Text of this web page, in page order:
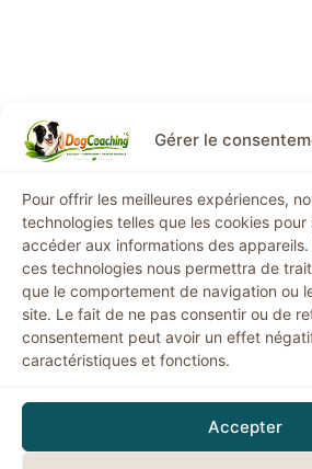
Gérer le
Pour offrir les meilleures expériences,
technologies telles que les cookies
accéder aux informations des
ces technologies nous permettra de
que le comportement de navigation ou
site. Le fait de ne pas consentir ou de
consentement peut avoir un effet
caractéristiques et fonctions.
Accepter
Informations légales
Mentions légales
Conditions générales de vente
Politique de confidentialité
Politique de remboursement
Politique de cookies